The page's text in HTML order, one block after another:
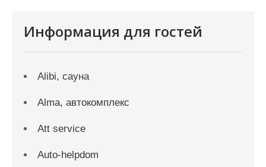
Информация для гостей
Alibi, сауна
Alma, автокомплекс
Att service
Auto-helpdom